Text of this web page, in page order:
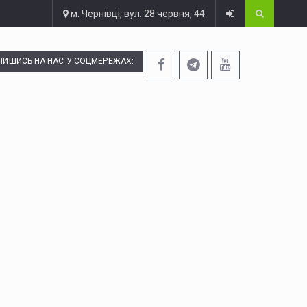
м. Чернівці, вул. 28 червня, 44
НА НАС У СОЦМЕРЕЖАХ: